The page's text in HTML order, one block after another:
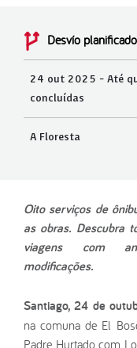
Desvío planificado
24 out 2025 - Até
concluídas
A Floresta
Oito serviços de
as obras. Descubra
viagens com
modificações.
Santiago, 24 de
na comuna de El
Padre Hurtado com